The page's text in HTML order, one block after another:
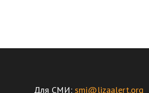
Для СМИ: smi@lizaalert.org